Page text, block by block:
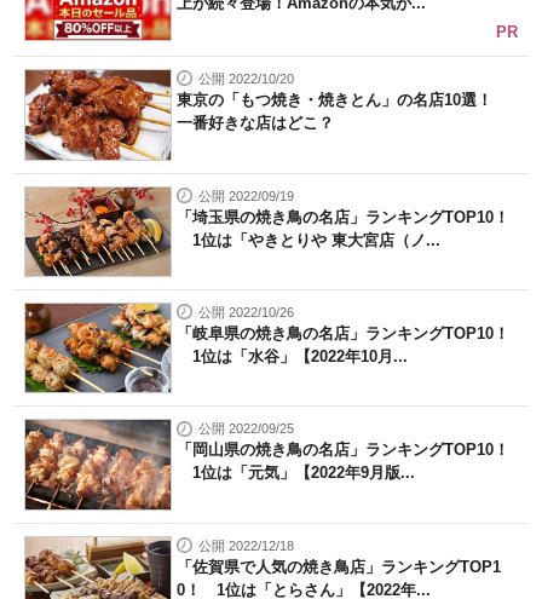
PR
公開 2022/10/20
東京の「もつ焼き・焼きとん」の名店10選！
一番好きな店はどこ？
公開 2022/09/19
「埼玉県の焼き鳥の名店」ランキングTOP10！
1位は「やきとりや 東大宮店（ノ...
公開 2022/10/26
「岐阜県の焼き鳥の名店」ランキングTOP10！
1位は「水谷」【2022年10月...
公開 2022/09/25
「岡山県の焼き鳥の名店」ランキングTOP10！
1位は「元気」【2022年9月版...
公開 2022/12/18
「佐賀県で人気の焼き鳥店」ランキングTOP1
0！ 1位は「とらさん」【2022年...